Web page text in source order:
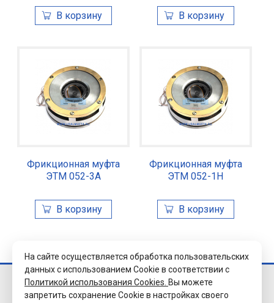
Фрикционная муфта
ЭТМ 052-3А
Фрикционная муфта
ЭТМ 052-1Н
© 2026 Завод
«Уралэлектромуфта»
На сайте осуществляется обработка пользовательских
данных с использованием Cookie в соответствии с
Политикой использования Cookies. Вы можете
запретить сохранение Cookie в настройках своего